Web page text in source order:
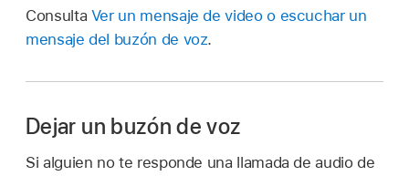
Consulta Ver un mensaje de video o escuchar un
mensaje del buzón de voz.
Dejar un buzón de voz
Si alguien no te responde una llamada de audio de